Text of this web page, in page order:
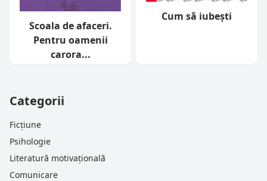
Scoala de afaceri.
Pentru oamenii
carora...
Cum să iubești
Categorii
Ficțiune
Psihologie
Literatură motivațională
Comunicare